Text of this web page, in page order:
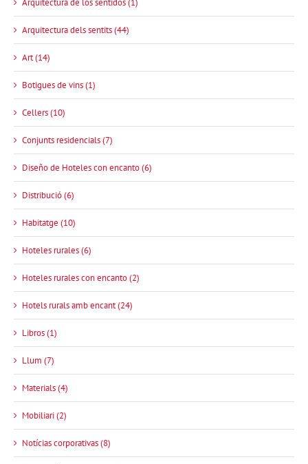
Arquitectura de los sentidos (1)
Arquitectura dels sentits (44)
Art (14)
Botigues de vins (1)
Cellers (10)
Conjunts residencials (7)
Diseño de Hoteles con encanto (6)
Distribució (6)
Habitatge (10)
Hoteles rurales (6)
Hoteles rurales con encanto (2)
Hotels rurals amb encant (24)
Libros (1)
Llum (7)
Materials (4)
Mobiliari (2)
Notícias corporativas (8)